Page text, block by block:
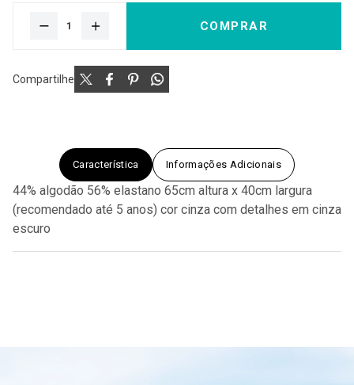
COMPRAR
Compartilhe
Característica Informações Adicionais
44% algodão 56% elastano 65cm altura x 40cm largura
(recomendado até 5 anos) cor cinza com detalhes em cinza
escuro